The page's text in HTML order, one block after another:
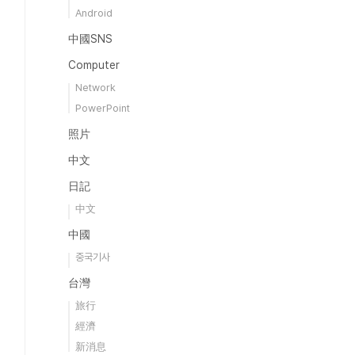
Android
中國SNS
Computer
Network
PowerPoint
照片
中文
日記
中文
中國
중국기사
台灣
旅行
經濟
新消息